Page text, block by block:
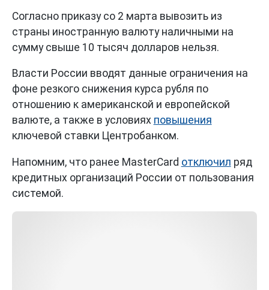
Согласно приказу со 2 марта вывозить из
страны иностранную валюту наличными на
сумму свыше 10 тысяч долларов нельзя.
Власти России вводят данные ограничения на
фоне резкого снижения курса рубля по
отношению к американской и европейской
валюте, а также в условиях повышения
ключевой ставки Центробанком.
Напомним, что ранее MasterCard отключил ряд
кредитных организаций России от пользования
системой.